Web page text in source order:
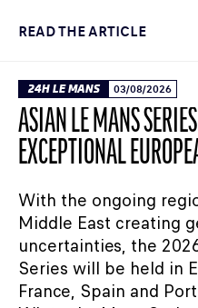
READ THE ARTICLE
24H LE MANS 03/08/2026
ASIAN LE MANS
EXCEPTIONAL
With the ongoing
Middle East creating
uncertainties, the
Series will be held in
France, Spain and